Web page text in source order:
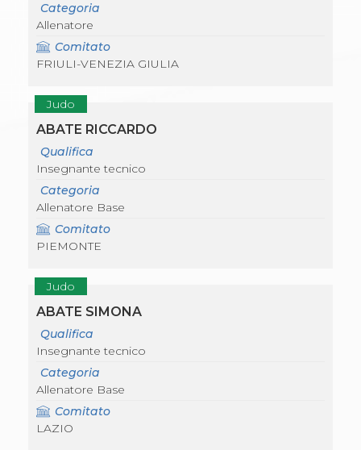
Gare e Risultati
Pancrazio/Pankration
La disciplina
Mappa del sito
Categoria
Allenatore
Comitato
FRIULI-VENEZIA GIULIA
Judo
ABATE RICCARDO
Qualifica
Insegnante tecnico
Categoria
Allenatore Base
Comitato
PIEMONTE
Judo
ABATE SIMONA
Qualifica
Insegnante tecnico
Categoria
Allenatore Base
Comitato
LAZIO